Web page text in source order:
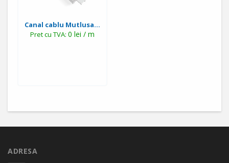
Canal cablu Mutlusa...
Pret cu TVA: 0 lei / m
ADRESA